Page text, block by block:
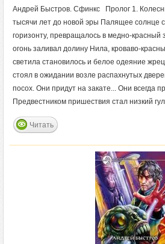
Андрей Быстров. Сфинкс Пролог 1.
тысячи лет до новой эры Палящее солнце
горизонту, превращалось в медно-красный
огонь заливал долину Нила, кроваво-
светила становилось и белое одеяние
стоял в ожидании возле распахнутых
посох. Они придут на закате... Они всегда
Предвестником пришествия стал низкий
Читать